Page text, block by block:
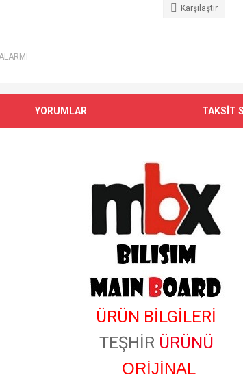
Karşılaştır
YORUMLAR TAKSİT
ÜRÜN BİLGİLERİ
TEŞHİR ÜRÜNÜ
ORİJİNAL